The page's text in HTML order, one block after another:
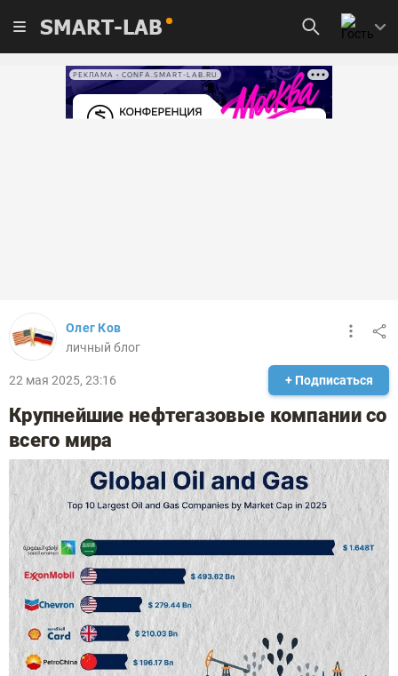
SMART-LAB
РЕКЛАМА • CONFA.SMART-LAB.RU
Олег Ков
личный блог
22 мая 2025, 23:16 + Подписаться
Крупнейшие нефтегазовые компании со
всего мира